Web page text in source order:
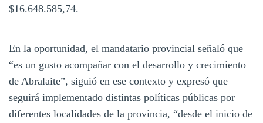
$16.648.585,74.
En la oportunidad, el mandatario provincial señaló que
“es un gusto acompañar con el desarrollo y crecimiento
de Abralaite”, siguió en ese contexto y expresó que
seguirá implementado distintas políticas públicas por
diferentes localidades de la provincia, “desde el inicio de